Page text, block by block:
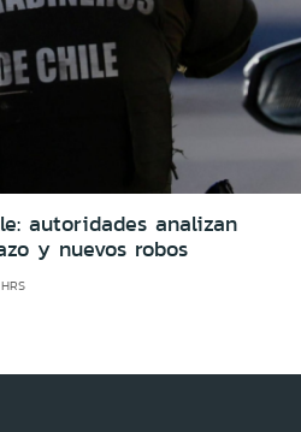
autoridades analizan
y nuevos robos